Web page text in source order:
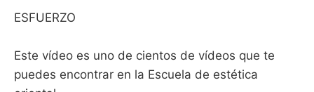
ESFUERZO
Este vídeo es uno de cientos de vídeos que te
puedes encontrar en la Escuela de estética